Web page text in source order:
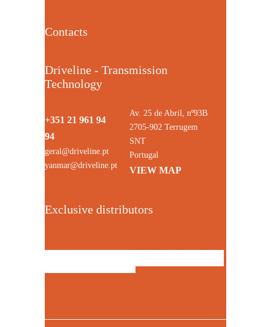
Contacts
Driveline - Transmission
Technology
+351 21 961 94
94
geral@driveline.pt
yanmar@driveline.pt
Av. 25 de Abril, nº93B
2705-902 Terrugem
SNT
Portugal
VIEW MAP
Exclusive distributors